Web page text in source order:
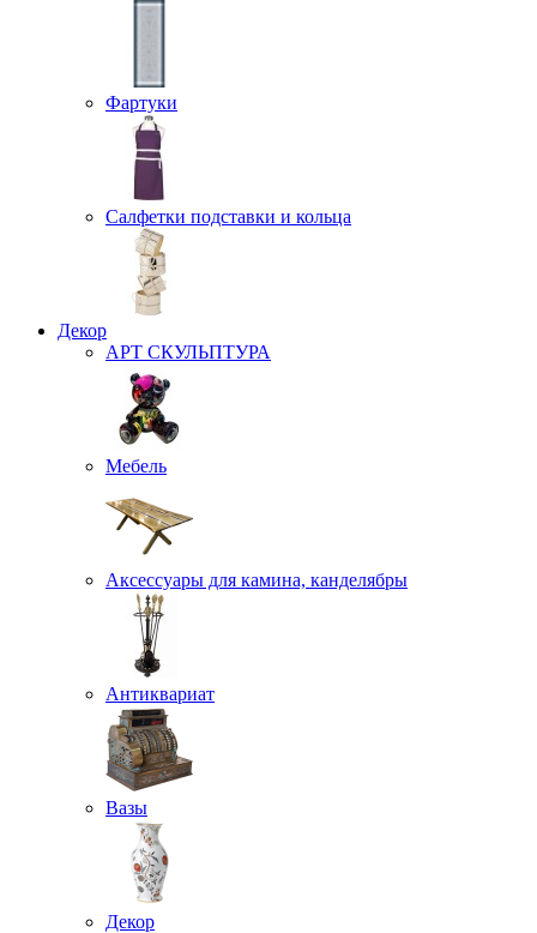
Фартуки
Салфетки подставки и кольца
Декор
АРТ СКУЛЬПТУРА
Мебель
Аксессуары для камина, канделябры
Антиквариат
Вазы
Декор